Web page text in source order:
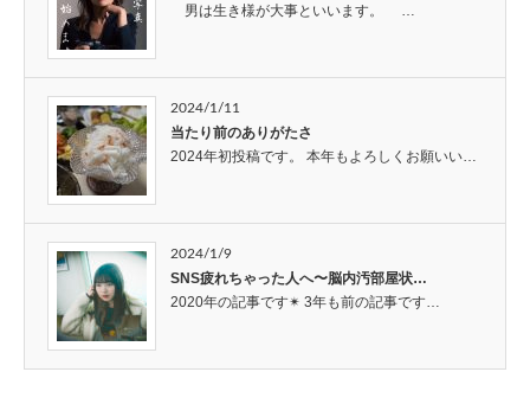
男は生き様が大事といいます。 …
2024/1/11
当たり前のありがたさ
2024年初投稿です。 本年もよろしくお願いい…
2024/1/9
SNS疲れちゃった人へ〜脳内汚部屋状…
2020年の記事です✴︎ 3年も前の記事です…